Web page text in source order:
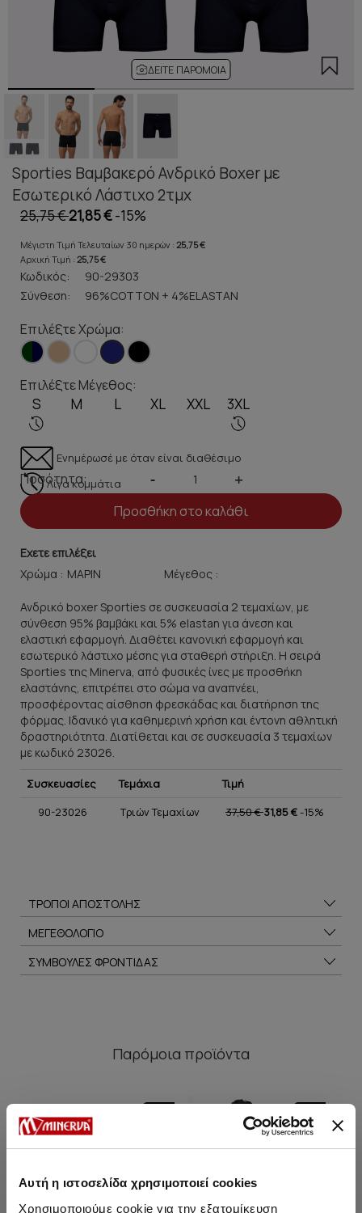
Αυτή η ιστοσελίδα χρησιμοποιεί cookies
Χρησιμοποιούμε cookie για την εξατομίκευση
ΔΕΊΤΕ ΠΑΡΌΜΟΙΑ
Sporties Βαμβακερό Ανδρικό Boxer με
Εσωτερικό Λάστιχο 2τμχ
25,75 €21,85 €-15%
Μέγιστη Τιμή Τελευταίων 30 ημερών : 25,75 €
Αρχική Τιμή : 25,75 €
Κωδικός:
90-29303
Σύνθεση:
96%COTTON + 4%ΕLASTAN
Επιλέξτε Χρώμα:
Επιλέξτε Μέγεθος:
S M L XL XXL 3XL
Ενημέρωσέ με όταν είναι διαθέσιμο
Λίγα κομμάτια
Ποσότητα: - +
Προσθήκη στο καλάθι
Εχετε επιλέξει
Χρώμα :
Μέγεθος :
Ανδρικό boxer Sporties σε συσκευασία 2 τεμαχίων, με
σύνθεση 95% βαμβάκι και 5% elastan για άνεση και
ελαστική εφαρμογή. Διαθέτει κανονική εφαρμογή και
εσωτερικό λάστιχο μέσης για σταθερή στήριξη. Η σειρά
Sporties της Minerva, από φυσικές ίνες με προσθήκη
ελαστάνης, επιτρέπει στο σώμα να αναπνέει,
προσφέροντας αίσθηση φρεσκάδας και διατήρηση της
φόρμας. Ιδανικό για καθημερινή χρήση και έντονη αθλητική
δραστηριότητα. Διατίθεται και σε συσκευασία 3 τεμαχίων
με κωδικό 23026.
Συσκευασίες Τεμάχια
Τιμή
90-23026
Τριών Τεμαχίων 37,50 €31,85 €-15%
ΤΡΟΠΟΙ ΑΠΟΣΤΟΛΗΣ
ΜΕΓΕΘΟΛΟΓΙΟ
ΣΥΜΒΟΥΛΕΣ ΦΡΟΝΤΙΔΑΣ
Παρόμοια προϊόντα
SALE SALE